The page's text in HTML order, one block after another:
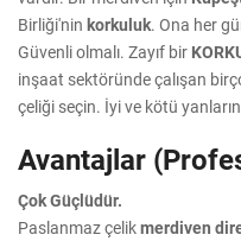
Birliği'nin korkuluk. Ona her
Güvenli olmalı. Zayıf bir
inşaat sektöründe çalışan
çeliği seçin. İyi ve kötü
Avantajlar
Çok Güçlüdür.
Paslanmaz çelikmerdiven